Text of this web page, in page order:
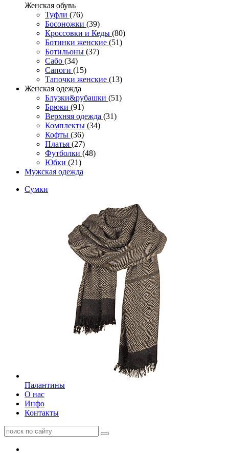
Женcкая обувь
Туфли (76)
Босоножки (39)
Кроссовки и Кеды (80)
Ботинки женские (51)
Ботильоны (37)
Сабо (34)
Сапоги (15)
Тапочки женские (13)
Женская одежда
Блузки&рубашки (51)
Брюки (91)
Верхняя одежда (31)
Комплекты (34)
Кофты (36)
Платья (27)
Футболки (48)
Юбки (21)
Мужская одежда
Сумки
Палантины
О нас
Инфо
Контакты